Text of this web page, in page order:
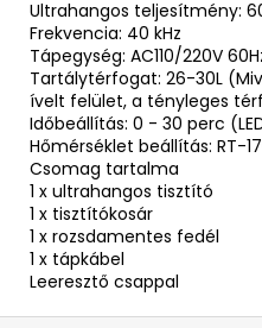
Ultrahangos teljesítmény:
Frekvencia: 40 kHz
Tápegység: AC110/220V
Tartálytérfogat: 26-30L
ívelt felület, a tényleges
Időbeállítás: 0 - 30 perc
Hőmérséklet beállítás: RT-
Csomag tartalma
1 x ultrahangos tisztító
1 x tisztítókosár
1 x rozsdamentes fedél
1 x tápkábel
Leeresztő csappal